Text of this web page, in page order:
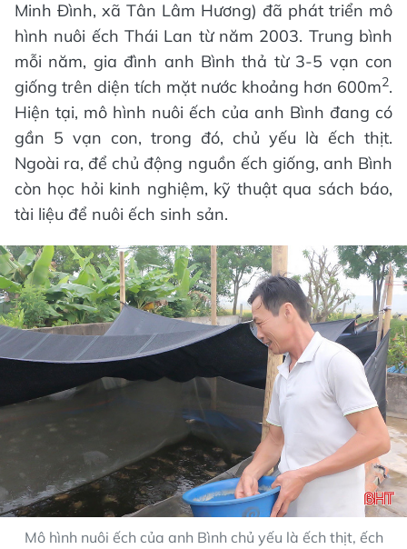
Minh Đình, xã Tân Lâm Hương) đã phát triển mô
hình nuôi ếch Thái Lan từ năm 2003. Trung bình
mỗi năm, gia đình anh Bình thả từ 3-5 vạn con
giống trên diện tích mặt nước khoảng hơn 600m2.
Hiện tại, mô hình nuôi ếch của anh Bình đang có
gần 5 vạn con, trong đó, chủ yếu là ếch thịt.
Ngoài ra, để chủ động nguồn ếch giống, anh Bình
còn học hỏi kinh nghiệm, kỹ thuật qua sách báo,
tài liệu để nuôi ếch sinh sản.
Mô hình nuôi ếch của anh Bình chủ yếu là ếch thịt, ếch